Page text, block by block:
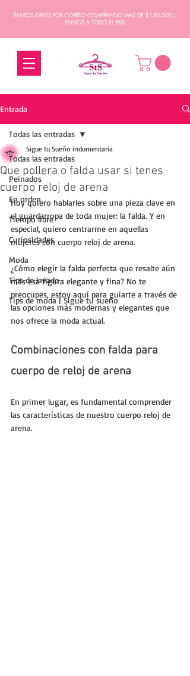
ENVIOS GRATIS POR CORREO COMPRANDO MAS DE $150.000 |
ENVIOS A TODO EL PAIS
Entrada
Todas las entradas
Peinados
En orden
Tiempo libre
Curiosidades
Moda
Tips de lavado
Tips de moda | Sigue tu sueño
Todas las entradas
Que pollera o falda usar si tenes
cuerpo reloj de arena
Sigue tu Sueño indumentaria
Hoy quiero hablarles sobre una pieza clave en
el guardarropa de toda mujer: la falda. Y en
especial, quiero centrarme en aquellas
mujeres con cuerpo reloj de arena.
¿Cómo elegir la falda perfecta que resalte aún
más esa figura elegante y fina? No te
preocupes, estoy aquí para guiarte a través de
las opciones más modernas y elegantes que
nos ofrece la moda actual.
Combinaciones con falda para
cuerpo de reloj de arena
En primer lugar, es fundamental comprender
las características de nuestro cuerpo reloj de
arena.